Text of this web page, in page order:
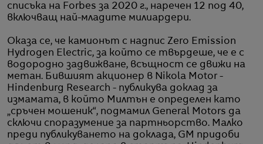
списъка на Forbes за 2020 г., наречен 12 под 40,
включващ най-младите милиардери.
Оказа се, че камионът с надпис Zero Emission
Hydrogen Electric, за който се твърдеше, че е с
водородно задвижване, всъщност се движи на
метан. Бившият акционер в Nikola Motor -
Hindenburg Research - публикува доклад за
измамата, в който Милтън е определен като
„сръчен мошеник“, подмамил General Motors да
сключи споразумение за партньорство. Малко
преди публикуването на доклада, GM придоби